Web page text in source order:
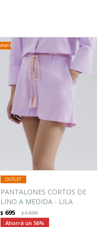
PANTALONES CORTOS DE
LINO A MEDIDA - LILA
$ 695 $1.599
56